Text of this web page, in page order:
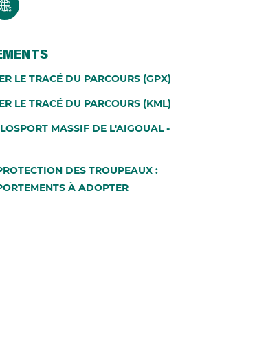
LE TRACÉ DU PARCOURS (GPX)
LE TRACÉ DU PARCOURS (KML)
MASSIF DE L'AIGOUAL -
DES TROUPEAUX :
À ADOPTER